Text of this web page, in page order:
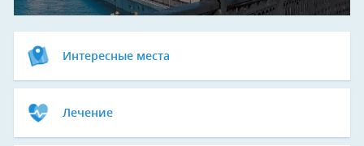
Интересные места
Лечение